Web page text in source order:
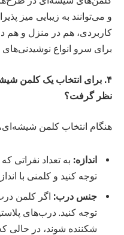
و می‌توانند به زیبایی میز
کاربردی، هم در منزل و هم
برای سرو انواع
۴. برای انتخاب یک کلمن
نظر گرفت؟
هنگام انتخاب کلمن شیشه‌ای،
اندازه: به تعداد نفراتی
توجه کنید و کلمنی با
جنس درب: اگر کلمن
توجه کنید. درب‌های
شکننده شوند، در حالی